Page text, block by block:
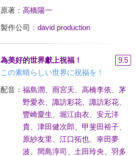
原著： 高橋陽一
製作公司： david production
為美好的世界獻上祝福！
9.5
この素晴らしい世界に祝福を！
配音： 福島潤 雨宮天 高橋李依
茅
野愛衣
諏訪彩花、 諏訪彩花、
豐崎愛生
堀江由衣
安元洋
貴、 津田健次郎 甲斐田裕子、
原紗友里
江口拓也、 幸田夢
波
間島淳司 土田玲央、 羽多